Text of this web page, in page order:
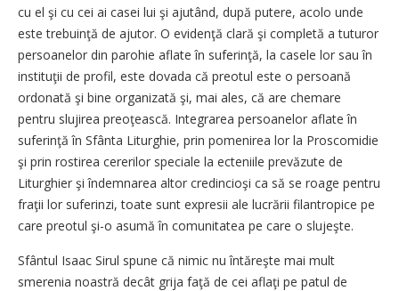
cu el şi cu cei ai casei lui şi ajutând, după putere, acolo unde
este trebuinţă de ajutor. O evidenţă clară şi completă a tuturor
persoanelor din parohie aflate în suferinţă, la casele lor sau în
instituţii de profil, este dovada că preotul este o persoană
ordonată şi bine organizată şi, mai ales, că are chemare
pentru slujirea preoţească. Integrarea persoanelor aflate în
suferinţă în Sfânta Liturghie, prin pomenirea lor la Proscomidie
şi prin rostirea cererilor speciale la ecteniile prevăzute de
Liturghier şi îndemnarea altor credincioşi ca să se roage pentru
fraţii lor suferinzi, toate sunt expresii ale lucrării filantropice pe
care preotul şi-o asumă în comunitatea pe care o slujeşte.
Sfântul Isaac Sirul spune că nimic nu întăreşte mai mult
smerenia noastră decât grija faţă de cei aflaţi pe patul de